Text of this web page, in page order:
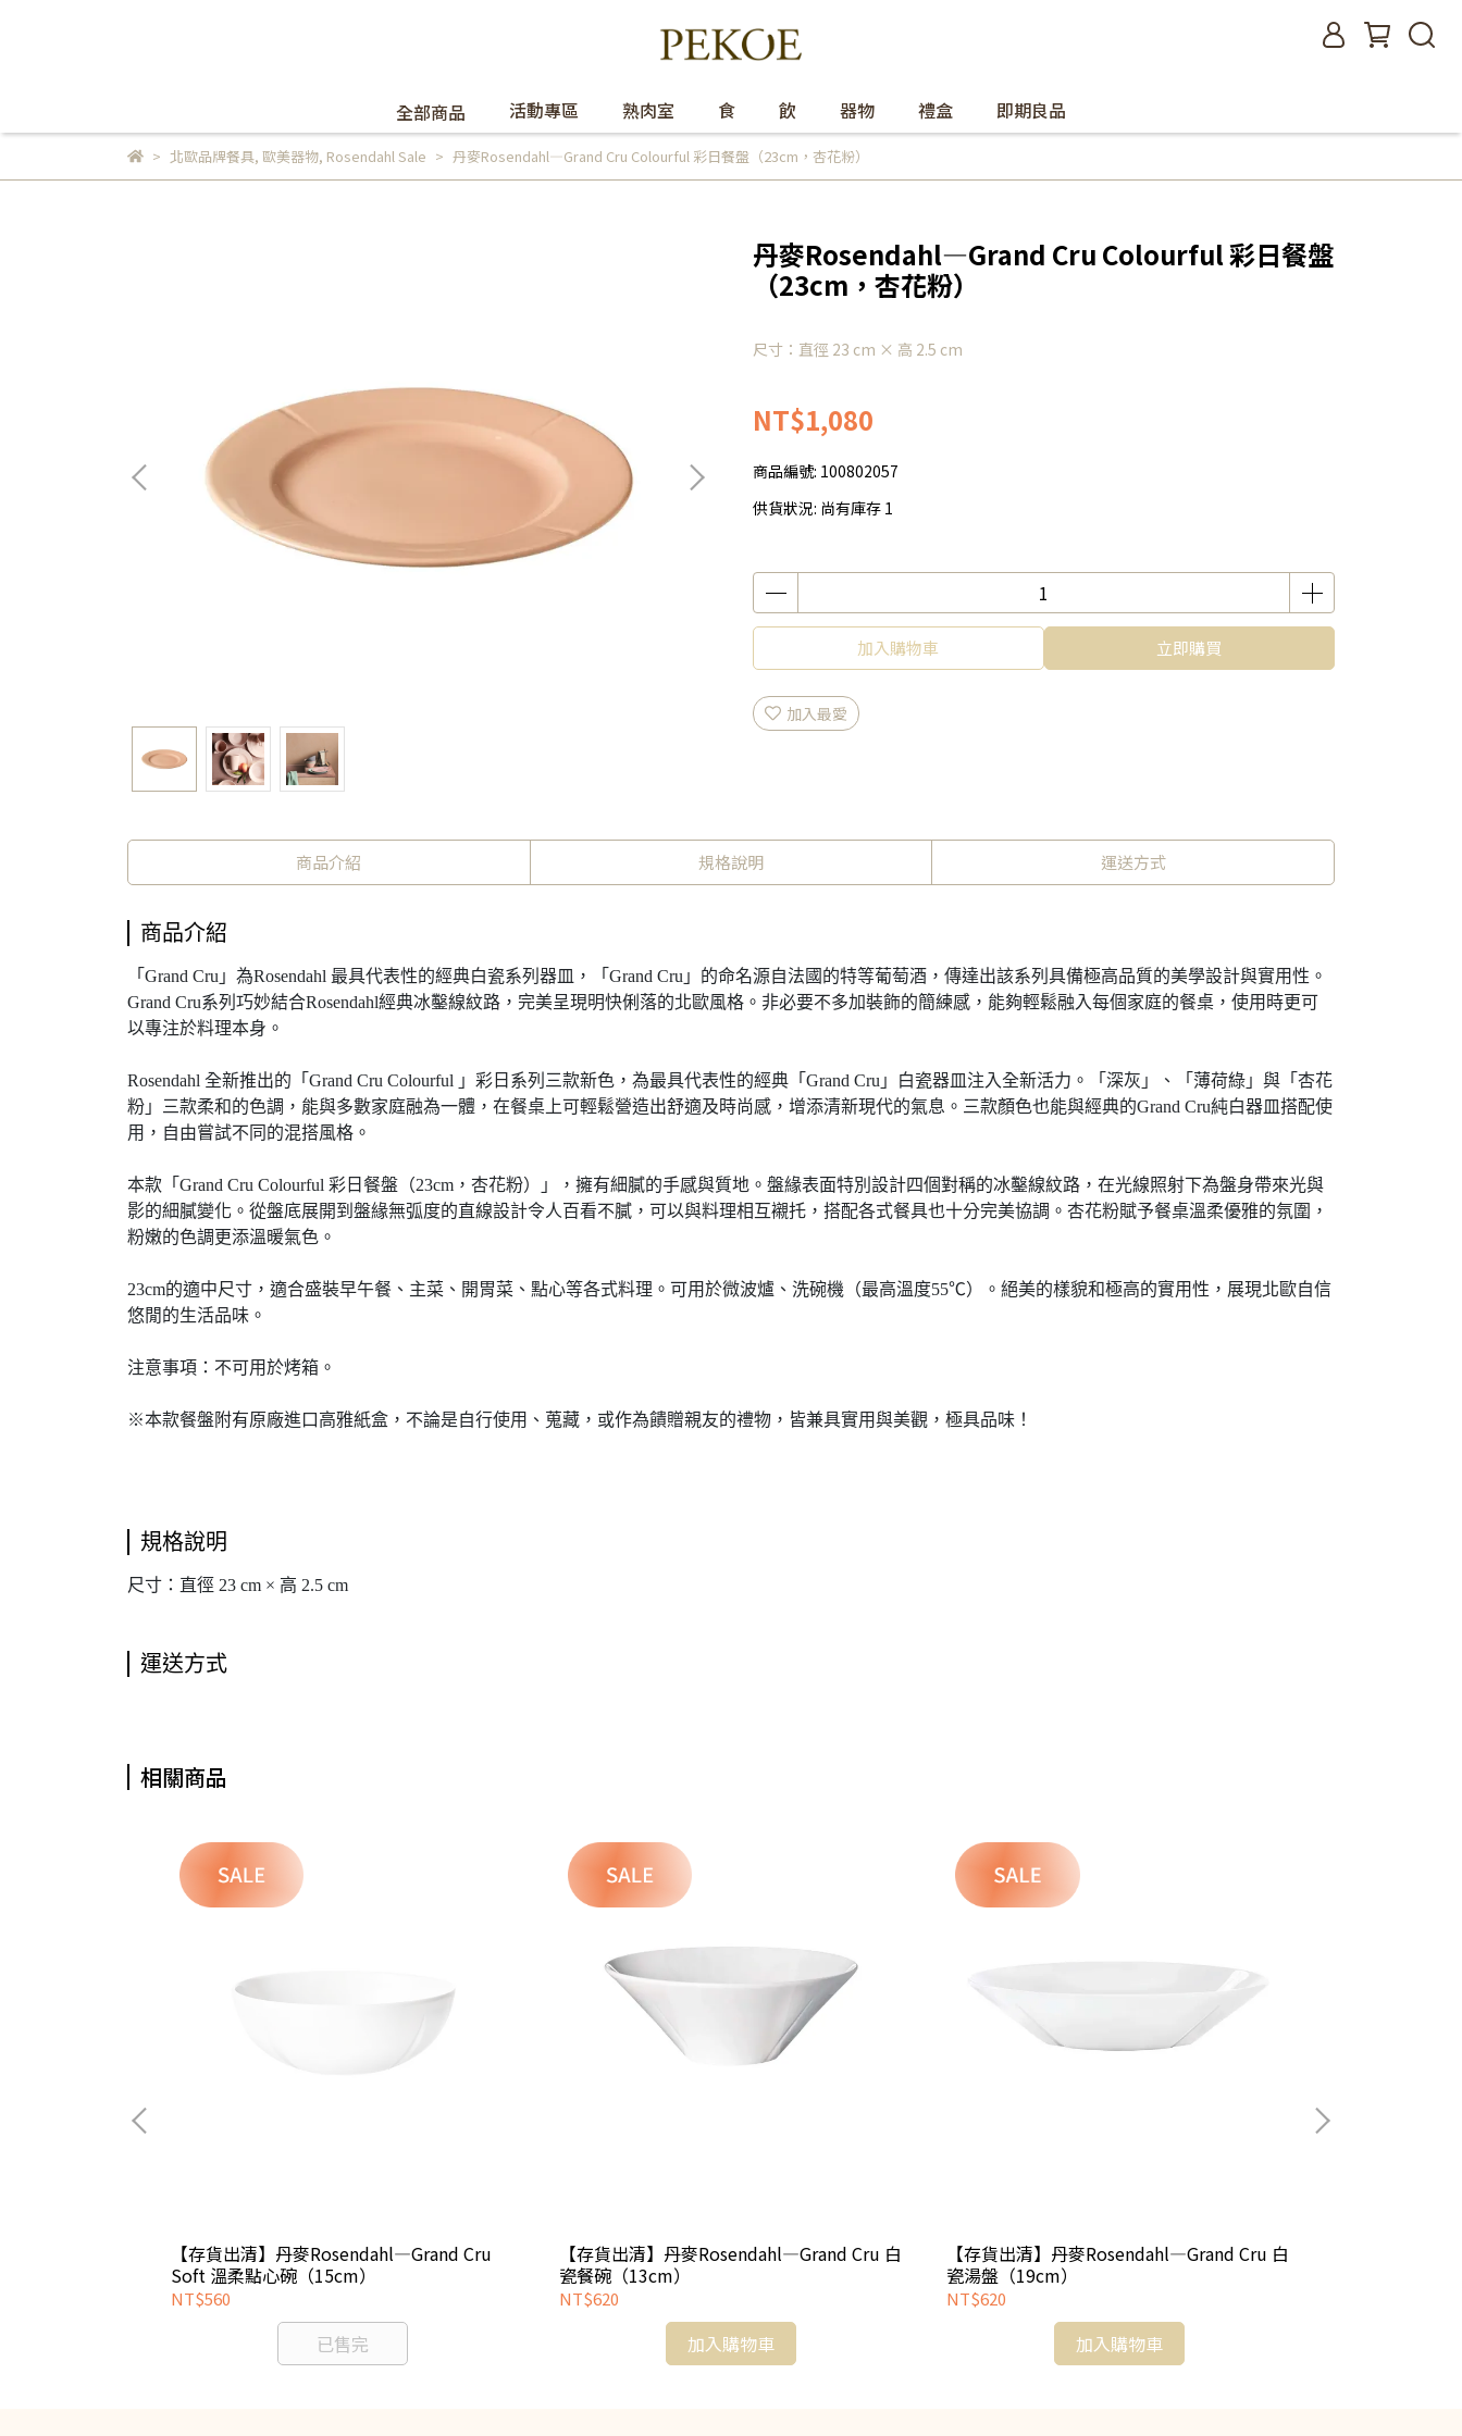
全部商品 活動專區 熟肉室 食 飲 器物 禮盒 即期良品
北歐品牌餐具, 歐美器物, Rosendahl Sale 丹麥Rosendahl—Grand Cru Colourful 彩日餐盤（23cm，杏花粉）
丹麥Rosendahl—Grand Cru Colourful 彩日餐盤
（23cm，杏花粉）
尺寸：直徑 23 cm × 高 2.5 cm
NT$1,080
商品編號: 100802057
供貨狀況: 尚有庫存 1
加入購物車 立即購買
加入最愛
商品介紹 規格說明 運送方式
商品介紹
「Grand Cru」為Rosendahl 最具代表性的經典白瓷系列器皿，「Grand Cru」的命名源自法國的特等葡萄酒，傳達出該系列具備極高品質的美學設計與實用性。
Grand Cru系列巧妙結合Rosendahl經典冰鑿線紋路，完美呈現明快俐落的北歐風格。非必要不多加裝飾的簡練感，能夠輕鬆融入每個家庭的餐桌，使用時更可
以專注於料理本身。
Rosendahl 全新推出的「Grand Cru Colourful 」彩日系列三款新色，為最具代表性的經典「Grand Cru」白瓷器皿注入全新活力。「深灰」、「薄荷綠」與「杏花
粉」三款柔和的色調，能與多數家庭融為一體，在餐桌上可輕鬆營造出舒適及時尚感，增添清新現代的氣息。三款顏色也能與經典的Grand Cru純白器皿搭配使
用，自由嘗試不同的混搭風格。
本款「Grand Cru Colourful 彩日餐盤（23cm，杏花粉）」，擁有細膩的手感與質地。盤緣表面特別設計四個對稱的冰鑿線紋路，在光線照射下為盤身帶來光與
影的細膩變化。從盤底展開到盤緣無弧度的直線設計令人百看不膩，可以與料理相互襯托，搭配各式餐具也十分完美協調。杏花粉賦予餐桌溫柔優雅的氛圍，
粉嫩的色調更添溫暖氣色。
23cm的適中尺寸，適合盛裝早午餐、主菜、開胃菜、點心等各式料理。可用於微波爐、洗碗機（最高溫度55℃）。絕美的樣貌和極高的實用性，展現北歐自信
悠閒的生活品味。
注意事項：不可用於烤箱。
※本款餐盤附有原廠進口高雅紙盒，不論是自行使用、蒐藏，或作為饋贈親友的禮物，皆兼具實用與美觀，極具品味！
規格說明
尺寸：直徑 23 cm × 高 2.5 cm
運送方式
相關商品
【存貨出清】丹麥Rosendahl—Grand Cru
Soft 溫柔點心碗（15cm）
NT$560
已售完
【存貨出清】丹麥Rosendahl—Grand Cru 白
瓷餐碗（13cm）
NT$620
加入購物車
【存貨出清】丹麥Rosendahl—Grand Cru 白
瓷湯盤（19cm）
NT$620
加入購物車